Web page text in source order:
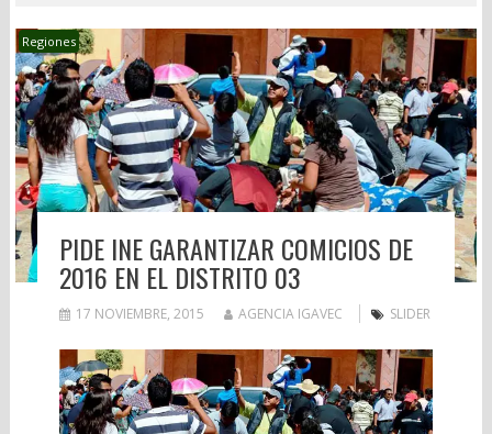
Regiones
PIDE INE GARANTIZAR COMICIOS DE
2016 EN EL DISTRITO 03
17 NOVIEMBRE, 2015 AGENCIA IGAVEC SLIDER